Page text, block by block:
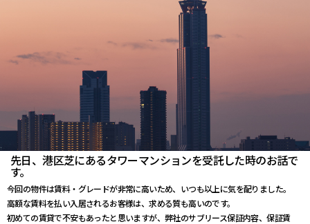
先日、港区芝にあるタワーマンションを受託した時のお話で
す。
今回の物件は賃料・グレードが非常に高いため、いつも以上に気を配りました。
高額な賃料を払い入居されるお客様は、求める質も高いのです。
初めての賃貸で不安もあったと思いますが、弊社のサブリース保証内容、保証賃